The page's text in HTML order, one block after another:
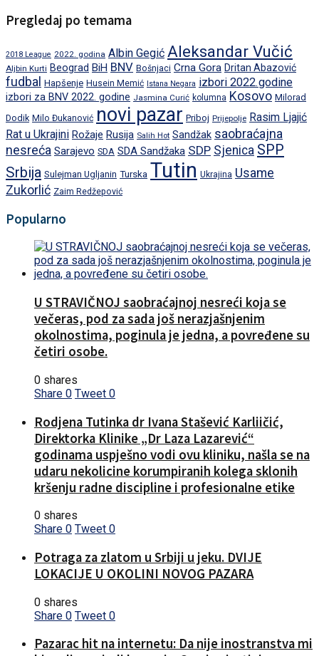
Pregledaj po temama
2018 League 2022. godina Albin Gegić Aleksandar Vučić
Aljbin Kurti Beograd BiH BNV Bošnjaci Crna Gora Dritan Abazović
fudbal Hapšenje Husein Memić Istana Negara izbori 2022.godine
izbori za BNV 2022. godine Jasmina Curić kolumna Kosovo Milorad
Dodik Milo Đukanović novi pazar Priboj Prijepolje Rasim Ljajić
Rat u Ukrajini Rožaje Rusija Salih Hot Sandžak saobraćajna
nesreća Sarajevo SDA SDA Sandžaka SDP Sjenica SPP
Srbija Sulejman Ugljanin Turska Tutin Ukrajina Usame
Zukorlić Zaim Redžepović
Popularno
U STRAVIČNOJ saobraćajnoj nesreći koja se
večeras, pod za sada još nerazjašnjenim
okolnostima, poginula je jedna, a povređene su
četiri osobe.
0 shares
Share 0 Tweet 0
Rodjena Tutinka dr Ivana Stašević Karliičić,
Direktorka Klinike „Dr Laza Lazarević“
godinama uspješno vodi ovu kliniku, našla se na
udaru nekolicine korumpiranih kolega sklonih
kršenju radne discipline i profesionalne etike
0 shares
Share 0 Tweet 0
Potraga za zlatom u Srbiji u jeku. DVIJE
LOKACIJE U OKOLINI NOVOG PAZARA
0 shares
Share 0 Tweet 0
Pazarac hit na internetu: Da nije inostranstva mi